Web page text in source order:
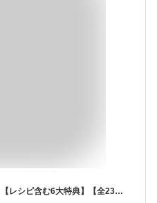
【10％OFF】【ラッピング無料】【レシピ含む6大特典】【全23種】ブルーノ ホットプレート BRUNO たこ焼き器 焼肉 鍋 蓋 キッチン家電 新築 結婚 祝い ギフト 1人暮らし 家庭用 BOE021 本体+平面プレート たこ焼きプレート グリルプレート セラミックコート鍋 おしゃれ 北欧